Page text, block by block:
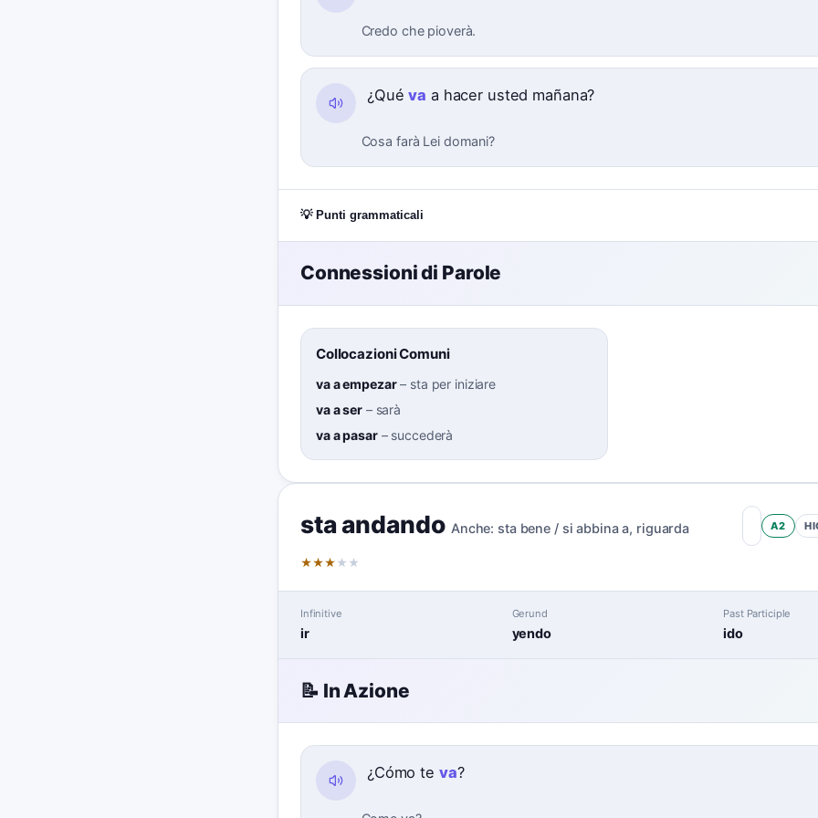
Credo che pioverà.
¿Quéva a hacer usted mañana?
Cosa farà Lei domani?
💡 Punti grammaticali
Connessioni di Parole
Collocazioni Comuni
va a empezar– sta per iniziare
va a ser– sarà
va a pasar– succederà
sta andando Anche: sta bene / si abbina a, riguarda A2
★★★ ★ ★
Infinitive
ir
Gerund
yendo
Past Participle
ido
📝 In Azione
¿Cómo te va?